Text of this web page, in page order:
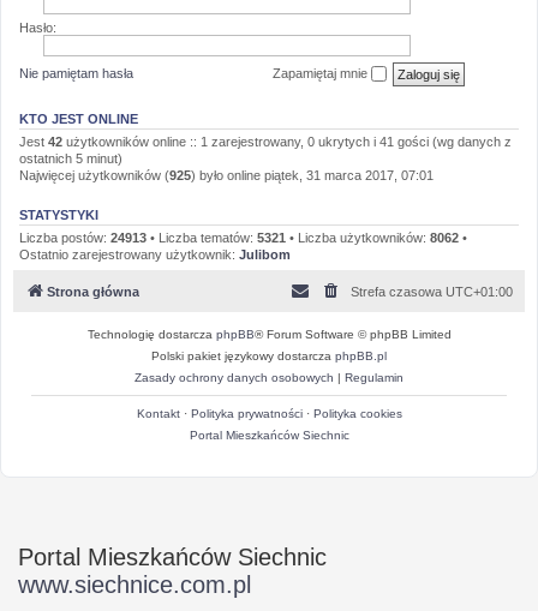
Hasło:
Nie pamiętam hasła Zapamiętaj mnie
KTO JEST ONLINE
Jest 42 użytkowników online :: 1 zarejestrowany, 0 ukrytych i 41 gości (wg danych z
ostatnich 5 minut)
Najwięcej użytkowników (925) było online piątek, 31 marca 2017, 07:01
STATYSTYKI
Liczba postów: 24913 • Liczba tematów: 5321 • Liczba użytkowników: 8062 •
Ostatnio zarejestrowany użytkownik: Julibom
Strona główna Strefa czasowa UTC+01:00
Technologię dostarcza phpBB® Forum Software © phpBB Limited
Polski pakiet językowy dostarcza phpBB.pl
Zasady ochrony danych osobowych | Regulamin
Kontakt· Polityka prywatności· Polityka cookies
Portal Mieszkańców Siechnic
Portal Mieszkańców Siechnic
www.siechnice.com.pl